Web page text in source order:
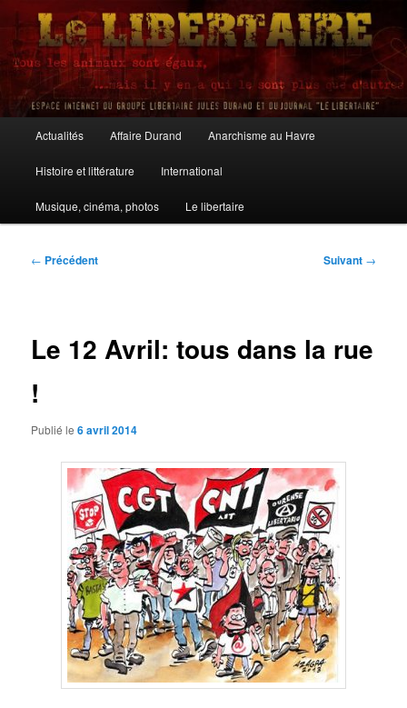
Aller
contenu
principalLe Libertaire
principal
Actualités Affaire Durand Anarchisme au Havre
Histoire et littérature International
Musique, cinéma, photos Le libertaire
Navigation
← Précédent Suivant →
Le 12 Avril: tous dans la rue
!
Publié le6 avril 2014